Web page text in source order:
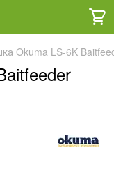
Okuma LS-6K